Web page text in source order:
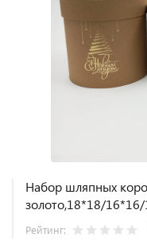
Набор шляпных
золото,18*18/
Рейтинг: